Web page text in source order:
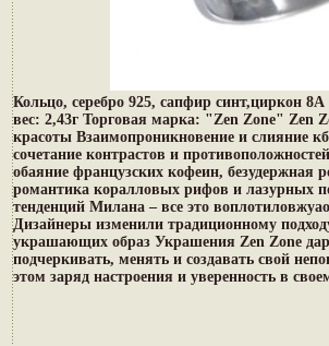
Кольцо, серебро 925, сапфир синт,циркон
вес: 2,43г Торговая марка: "Zen Zone" Zen
красоты Взаимопроникновение и слияние
сочетание контрастов и
обаяние французских кофеин, безудержная
романтика коралловых рифов и лазурных
тенденций Милана – все это
Дизайнеры изменили традиционному
украшающих образ Украшения Zen Zone
подчеркивать, менять и создавать свой
этом заряд настроения и уверенность в